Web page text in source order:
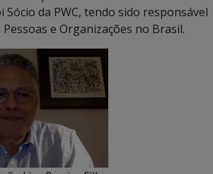
Sócio da PWC, tendo sido responsável
e Organizações no Brasil.